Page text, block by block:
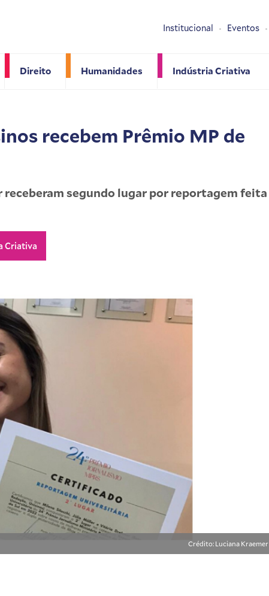
Direito Humanidades Indústria Criativa
Institucional Eventos
recebem Prêmio MP de
segundo lugar por reportagem feita
Criativa
Crédito: Luciana Kraemer